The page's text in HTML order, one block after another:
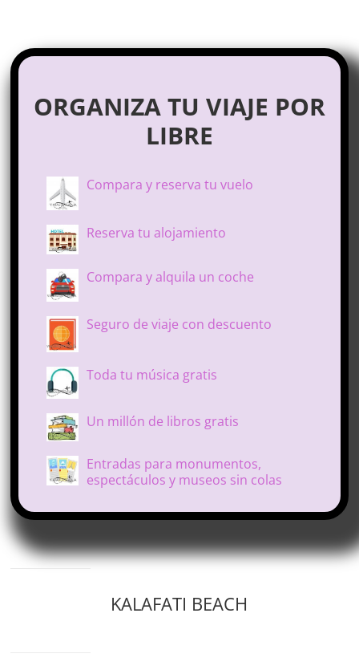
ORGANIZA TU VIAJE POR
LIBRE
Compara y reserva tu vuelo
Reserva tu alojamiento
Compara y alquila un coche
Seguro de viaje con descuento
Toda tu música gratis
Un millón de libros gratis
Entradas para monumentos,
espectáculos y museos sin colas
KALAFATI BEACH